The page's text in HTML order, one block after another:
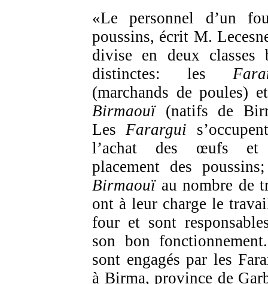
«Le personnel d’un
poussins, écrit M.
divise en deux classes
distinctes: les
(marchands de poules)
Birmaouï(natifs de
LesFarargui
l’achat des œufs
placement des
Birmaouïau nombre de
ont à leur charge le
four et sont
son bon
sont engagés par les
à Birma, province de